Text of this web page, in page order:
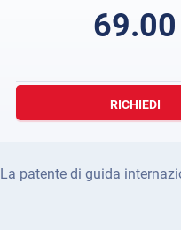
69.00
RICHIEDI
La patente di guida